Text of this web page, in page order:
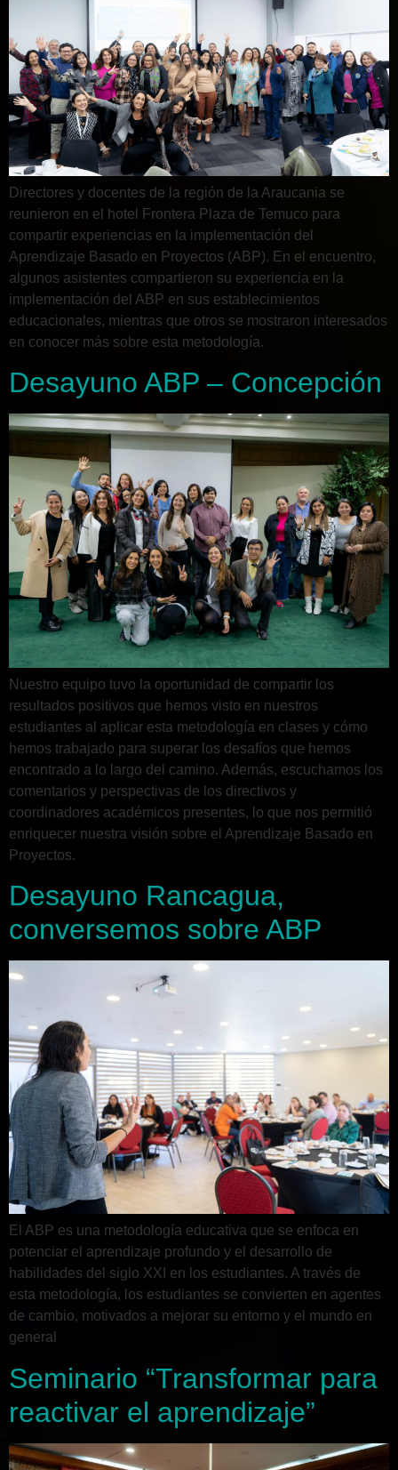
Directores y docentes de la región de la Araucania se
reunieron en el hotel Frontera Plaza de Temuco para
compartir experiencias en la implementación del
Aprendizaje Basado en Proyectos (ABP). En el encuentro,
algunos asistentes compartieron su experiencia en la
implementación del ABP en sus establecimientos
educacionales, mientras que otros se mostraron interesados
en conocer más sobre esta metodología.
Desayuno ABP – Concepción
Nuestro equipo tuvo la oportunidad de compartir los
resultados positivos que hemos visto en nuestros
estudiantes al aplicar esta metodología en clases y cómo
hemos trabajado para superar los desafíos que hemos
encontrado a lo largo del camino. Además, escuchamos los
comentarios y perspectivas de los directivos y
coordinadores académicos presentes, lo que nos permitió
enriquecer nuestra visión sobre el Aprendizaje Basado en
Proyectos.
Desayuno Rancagua,
conversemos sobre ABP
El ABP es una metodología educativa que se enfoca en
potenciar el aprendizaje profundo y el desarrollo de
habilidades del siglo XXI en los estudiantes. A través de
esta metodología, los estudiantes se convierten en agentes
de cambio, motivados a mejorar su entorno y el mundo en
general
Seminario “Transformar para
reactivar el aprendizaje”